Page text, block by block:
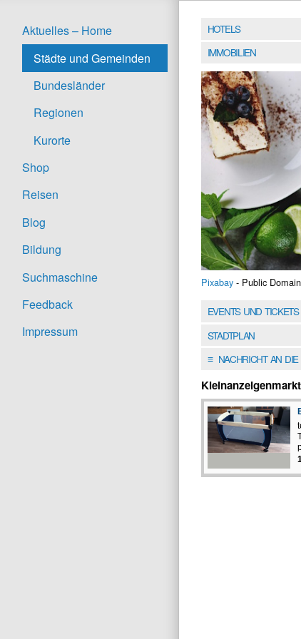
Aktuelles – Home
Städte und Gemeinden
Bundesländer
Regionen
Kurorte
Shop
Reisen
Blog
Bildung
Suchmaschine
Feedback
Impressum
HOTELS
IMMOBILIEN
Pixabay - Public
EVENTS UND TICKETS
STADTPLAN
≡NACHRICHT AN
Kleinanzeigenmarkt